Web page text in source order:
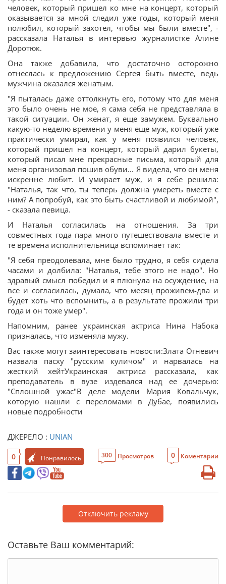
человек, который пришел ко мне на концерт, который
оказывается за мной следил уже годы, который меня
полюбил, который захотел, чтобы мы были вместе", -
рассказала Наталья в интервью журналистке Алине
Доротюк.
Она также добавила, что достаточно осторожно
отнеслась к предложению Сергея быть вместе, ведь
мужчина оказался женатым.
"Я пыталась даже оттолкнуть его, потому что для меня
это было очень не мое, я сама себя не представляла в
такой ситуации. Он женат, я еще замужем. Буквально
какую-то неделю времени у меня еще муж, который уже
практически умирал, как у меня появился человек,
который пришел на концерт, который дарил букеты,
который писал мне прекрасные письма, который для
меня организовал пошив обуви... Я видела, что он меня
искренне любит. И умирает муж, и я себе решила:
"Наталья, так что, ты теперь должна умереть вместе с
ним? А попробуй, как это быть счастливой и любимой",
- сказала певица.
И Наталья согласилась на отношения. За три
совместных года пара много путешествовала вместе и
те времена исполнительница вспоминает так:
"Я себя преодолевала, мне было трудно, я себя сидела
часами и долбила: "Наталья, тебе этого не надо". Но
здравый смысл победил и я плюнула на осуждение, на
все и согласилась, думала, что месяц проживем-два и
будет хоть что вспомнить, а в результате прожили три
года и он тоже умер".
Напомним, ранее украинская актриса Нина Набока
призналась, что изменяла мужу.
Вас также могут заинтересовать новости:Злата Огневич
назвала пасху "русским куличом" и нарвалась на
жесткий хейтУкраинская актриса рассказала, как
преподаватель в вузе издевался над ее дочерью:
"Сплошной ужас"В деле модели Мария Ковальчук,
которую нашли с переломами в Дубае, появились
новые подробности
ДЖЕРЕЛО : UNIAN
0 Понравилось 300 Просмотров 0 Коментарии
Отключить рекламу
Оставьте Ваш комментарий: